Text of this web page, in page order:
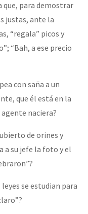
que, para demostrar
justas, ante la
“regala” picos y
“Bah, a ese precio
con saña a un
que él está en la
naciera?
de orines y
a su jefe la foto y el
se estudian para